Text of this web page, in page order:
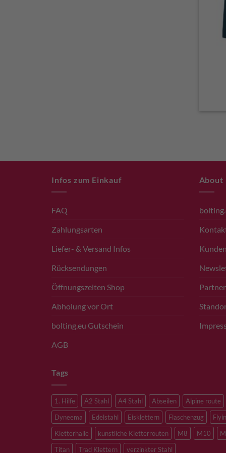
Infos zum Einkauf
FAQ
Zahlungsarten
Liefer- & Versand Infos
Rücksendungen
Öffnungszeiten Shop
Abholung vor Ort
bolting.eu Gutschein
AGB
About
Tags
1. Hilfe A2 Stahl A4 Stahl Abseilen
Alpine route
Dyneema
Edelstahl Eisklettern Flaschenzug
Kletterhalle
künstliche Kletterrouten M8 M10
Titan
Trad Klettern verzinkter Stahl